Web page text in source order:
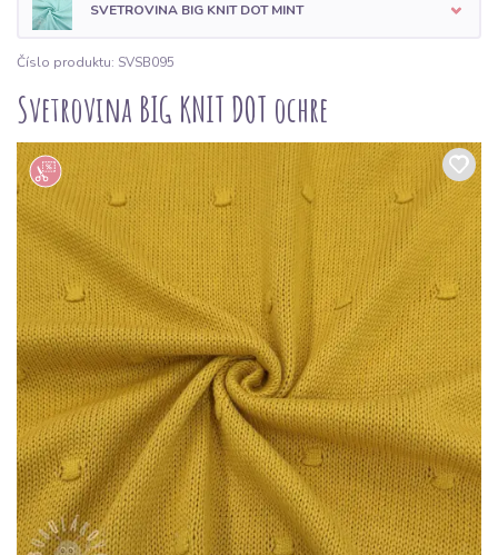
SVETROVINA BIG KNIT DOT MINT
Číslo produktu: SVSB095
Svetrovina BIG KNIT DOT ochre